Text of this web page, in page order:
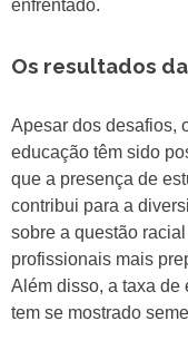
enfrentado.
Os resultados
Apesar dos desafios,
educação têm sido
que a presença de
contribui para a
sobre a questão
profissionais mais
Além disso, a taxa de
tem se mostrado